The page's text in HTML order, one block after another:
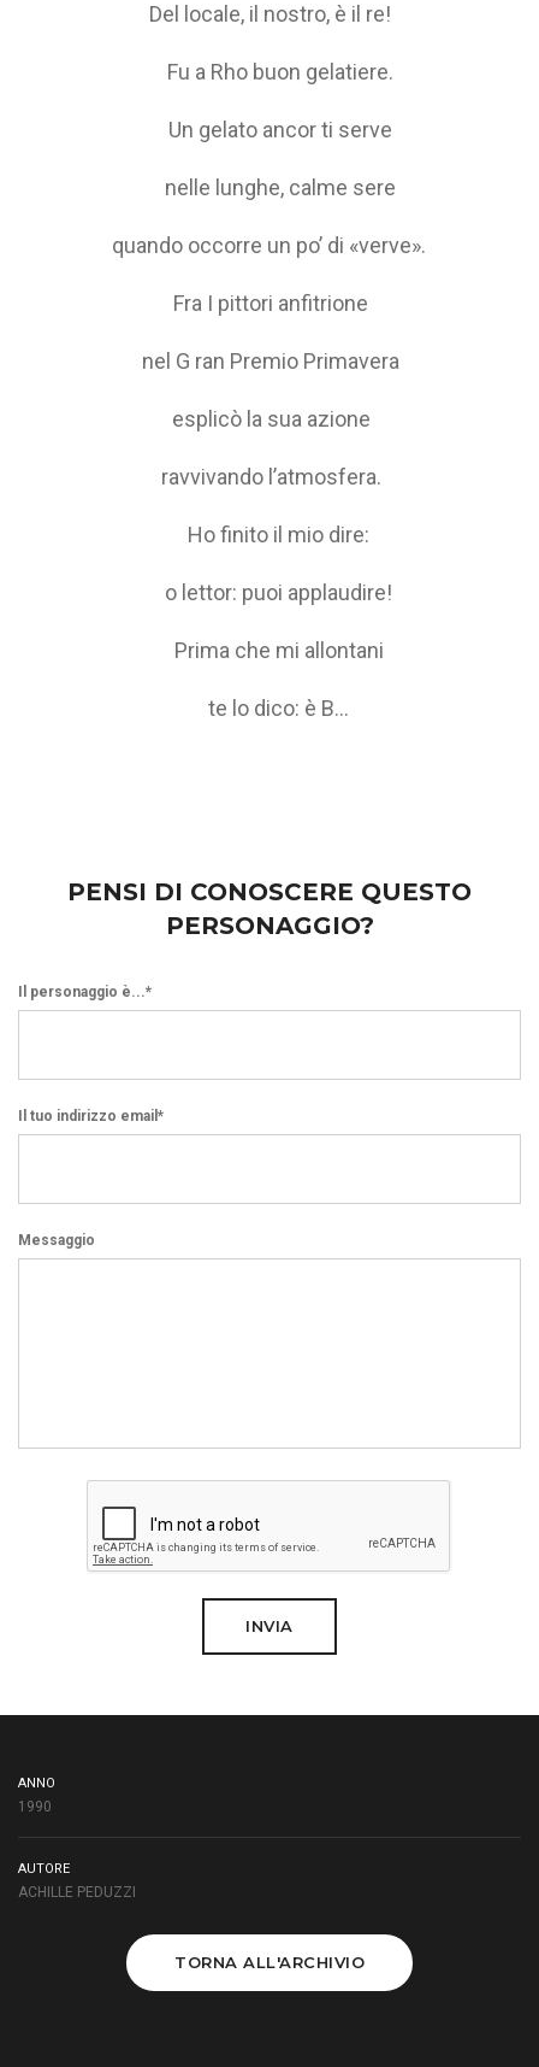
Del locale, il nostro, è il re!
Fu a Rho buon gelatiere.
Un gelato ancor ti serve
nelle lunghe, calme sere
quando occorre un po’ di «verve».
Fra I pittori anfitrione
nel G ran Premio Primavera
esplicò la sua azione
ravvivando l’atmosfera.
Ho finito il mio dire:
o lettor: puoi applaudire!
Prima che mi allontani
te lo dico: è B...
PENSI DI CONOSCERE QUESTO
PERSONAGGIO?
Il personaggio è...*
Il tuo indirizzo email*
Messaggio
INVIA
ANNO
1990
AUTORE
ACHILLE PEDUZZI
TORNA ALL'ARCHIVIO